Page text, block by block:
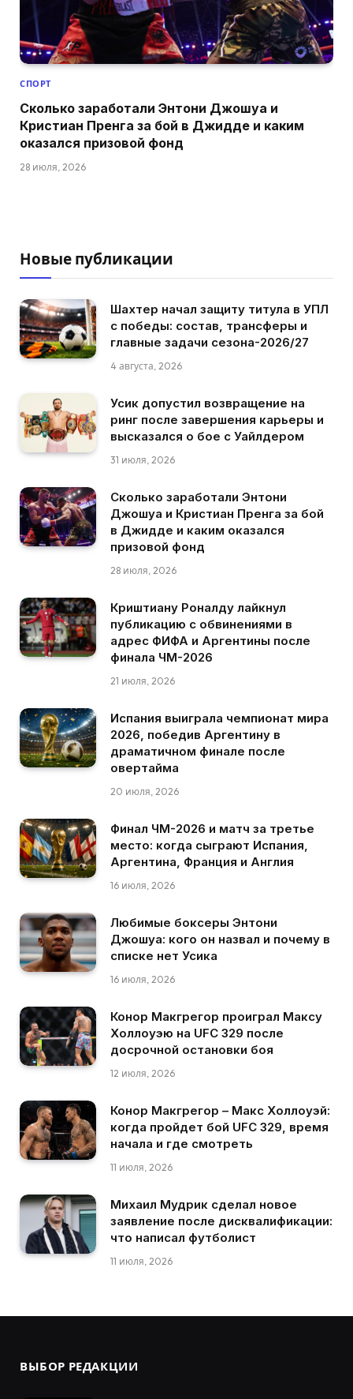
СПОРТ
Сколько заработали Энтони Джошуа и
Кристиан Пренга за бой в Джидде и каким
оказался призовой фонд
28 июля, 2026
Новые публикации
Шахтер начал защиту титула в УПЛ
с победы: состав, трансферы и
главные задачи сезона-2026/27
4 августа, 2026
Усик допустил возвращение на
ринг после завершения карьеры и
высказался о бое с Уайлдером
31 июля, 2026
Сколько заработали Энтони
Джошуа и Кристиан Пренга за бой
в Джидде и каким оказался
призовой фонд
28 июля, 2026
Криштиану Роналду лайкнул
публикацию с обвинениями в
адрес ФИФА и Аргентины после
финала ЧМ-2026
21 июля, 2026
Испания выиграла чемпионат мира
2026, победив Аргентину в
драматичном финале после
овертайма
20 июля, 2026
Финал ЧМ-2026 и матч за третье
место: когда сыграют Испания,
Аргентина, Франция и Англия
16 июля, 2026
Любимые боксеры Энтони
Джошуа: кого он назвал и почему в
списке нет Усика
16 июля, 2026
Конор Макгрегор проиграл Максу
Холлоуэю на UFC 329 после
досрочной остановки боя
12 июля, 2026
Конор Макгрегор – Макс Холлоуэй:
когда пройдет бой UFC 329, время
начала и где смотреть
11 июля, 2026
Михаил Мудрик сделал новое
заявление после дисквалификации:
что написал футболист
11 июля, 2026
ВЫБОР РЕДАКЦИИ